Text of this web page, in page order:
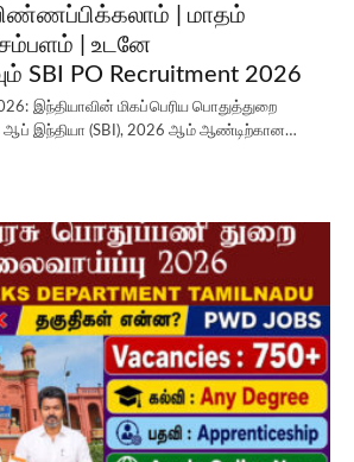
| மாதம்
| உடனே
SBI PO Recruitment 2026
இந்தியாவின் மிகப்பெரிய பொதுத்துறை
இந்தியா (SBI), 2026 ஆம் ஆண்டிற்கான…